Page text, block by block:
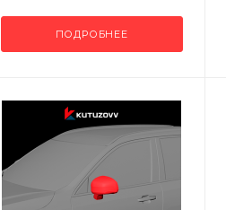
ПОДРОБНЕЕ